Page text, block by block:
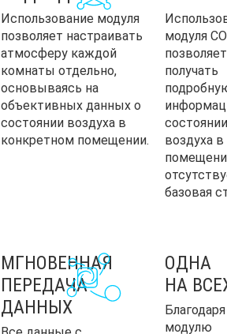
Использование модуля
позволяет настраивать
атмосферу каждой
комнаты отдельно,
основываясь на
объективных данных о
состоянии воздуха в
конкретном помещении.
модуля
позволяет
получать
состоянии
воздуха в
базовая
МГНОВЕННАЯ
ПЕРЕДАЧА
ДАННЫХ
ОДНА
НА
Благодаря
модулю